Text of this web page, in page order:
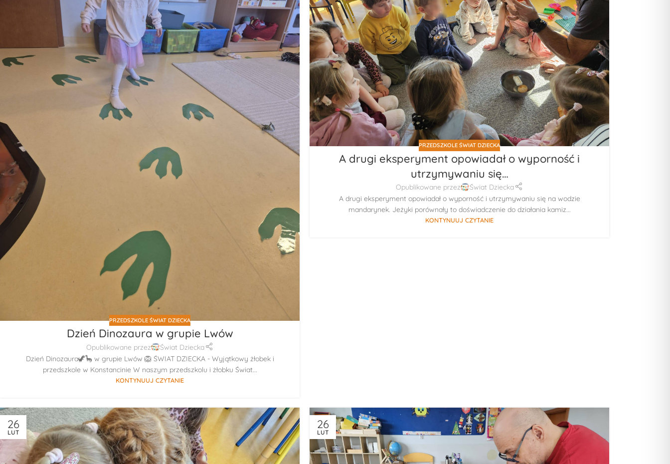
PRZEDSZKOLE ŚWIAT DZIECKA
Dzień Dinozaura w grupie Lwów
Opublikowane przez
Świat Dziecka
Dzień Dinozaura🦖🦕 w grupie Lwów 🦁 ŚWIAT DZIECKA - Wyjątkowy żłobek i
przedszkole w Konstancinie W naszym przedszkolu i żłobku Świat...
KONTYNUUJ CZYTANIE
PRZEDSZKOLE ŚWIAT DZIECKA
A drugi eksperyment opowiadał o wyporność i
utrzymywaniu się…
Opublikowane przez
Świat Dziecka
A drugi eksperyment opowiadał o wyporność i utrzymywaniu się na wodzie
mandarynek. Jeżyki porównały to doświadczenie do działania kamiz...
KONTYNUUJ CZYTANIE
26
LUT
26
LUT